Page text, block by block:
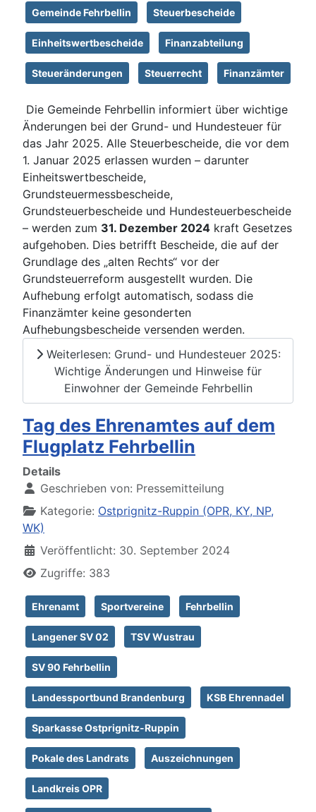
Gemeinde Fehrbellin Steuerbescheide
Einheitswertbescheide Finanzabteilung
Steueränderungen Steuerrecht Finanzämter
Die Gemeinde Fehrbellin informiert über wichtige
Änderungen bei der Grund- und Hundesteuer für
das Jahr 2025. Alle Steuerbescheide, die vor dem
1. Januar 2025 erlassen wurden – darunter
Einheitswertbescheide,
Grundsteuermessbescheide,
Grundsteuerbescheide und Hundesteuerbescheide
– werden zum 31. Dezember 2024 kraft Gesetzes
aufgehoben. Dies betrifft Bescheide, die auf der
Grundlage des „alten Rechts“ vor der
Grundsteuerreform ausgestellt wurden. Die
Aufhebung erfolgt automatisch, sodass die
Finanzämter keine gesonderten
Aufhebungsbescheide versenden werden.
Weiterlesen: Grund- und Hundesteuer 2025:
Wichtige Änderungen und Hinweise für
Einwohner der Gemeinde Fehrbellin
Tag des Ehrenamtes auf dem
Flugplatz Fehrbellin
Details
Geschrieben von: Pressemitteilung
Kategorie: Ostprignitz-Ruppin (OPR, KY, NP,
WK)
Veröffentlicht: 30. September 2024
Zugriffe: 383
Ehrenamt Sportvereine Fehrbellin
Langener SV 02 TSV Wustrau
SV 90 Fehrbellin
Landessportbund Brandenburg KSB Ehrennadel
Sparkasse Ostprignitz-Ruppin
Pokale des Landrats Auszeichnungen
Landkreis OPR